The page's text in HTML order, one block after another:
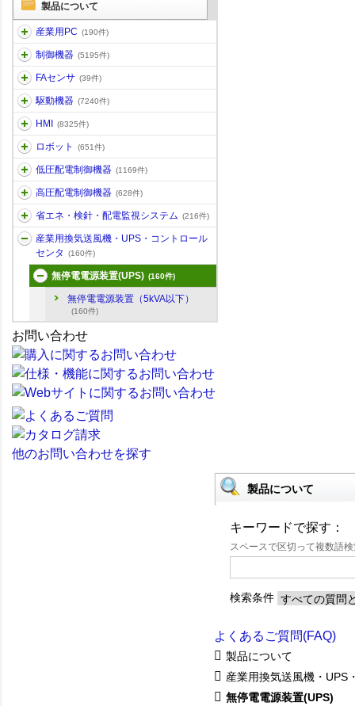
製品について
産業用PC (190件)
制御機器 (5195件)
FAセンサ (39件)
駆動機器 (7240件)
HMI (8325件)
ロボット (651件)
低圧配電制御機器 (1169件)
高圧配電制御機器 (628件)
省エネ・検針・配電監視システム (216件)
産業用換気送風機・UPS・コントロール
センタ
(160件)
無停電電源装置(UPS) (160件)
無停電電源装置（5kVA以下）
(160件)
お問い合わせ
他のお問い合わせを探す
製品について
キーワードで探す：
スペースで区切って複数語
検索条件
よくあるご質問(FAQ)
製品について
産業用換気送風機・UPS
無停電電源装置(UPS)